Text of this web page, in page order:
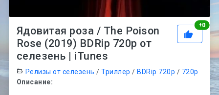
+0
Ядовитая роза / The Poison
Rose (2019) BDRip 720p от
селезень | iTunes
Релизы от селезень /Триллер / BDRip 720p / 720p
Описание: